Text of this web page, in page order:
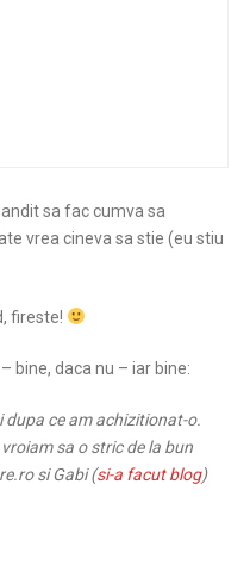
sa fac cumva sa
vrea cineva sa stie (eu stiu
fireste!
bine, daca nu – iar bine:
ce am achizitionat-o.
sa o stric de la bun
si Gabi (si-a facut blog)